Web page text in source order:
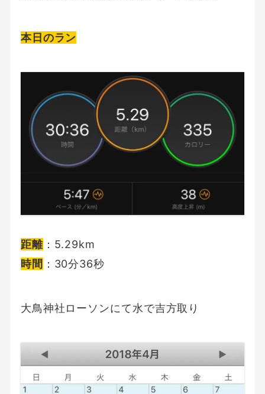
本日のラン
距離：5.29km
時間 ：30分36秒
大鳥神社ローソンにて水で吉方取り